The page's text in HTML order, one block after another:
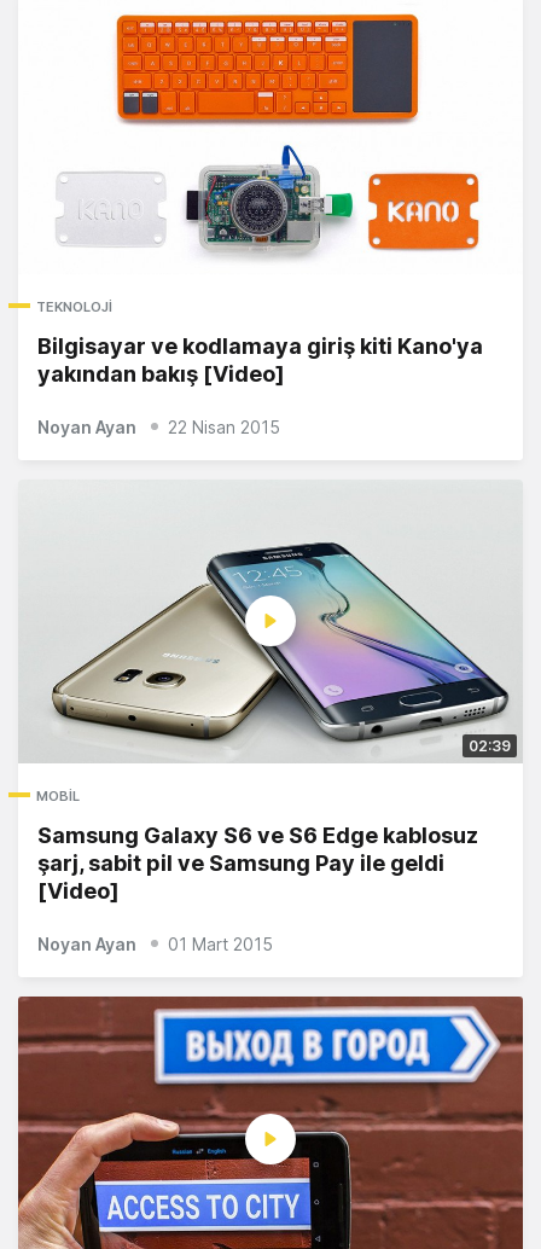
TEKNOLOJI
Bilgisayar ve kodlamaya giriş kiti Kano'ya
yakından bakış [Video]
Noyan Ayan 22 Nisan 2015
MOBIL
Samsung Galaxy S6 ve S6 Edge kablosuz
şarj, sabit pil ve Samsung Pay ile geldi
[Video]
02:39
Noyan Ayan 01 Mart 2015